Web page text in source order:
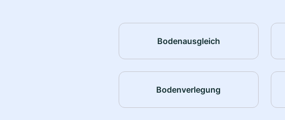
Bodenausgleich
Bodenverlegung